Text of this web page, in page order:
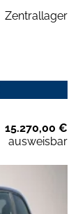
Zentrallager
15.270,00 €
ausweisbar